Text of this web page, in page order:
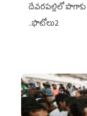
దేవరపల్లిలో
..ఫొటోలు2